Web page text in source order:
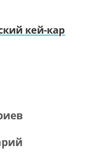
кей-кар